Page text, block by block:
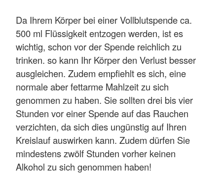
Da Ihrem Körper bei einer Vollblutspende ca.
500 ml Flüssigkeit entzogen werden, ist es
wichtig, schon vor der Spende reichlich zu
trinken. so kann Ihr Körper den Verlust besser
ausgleichen. Zudem empfiehlt es sich, eine
normale aber fettarme Mahlzeit zu sich
genommen zu haben. Sie sollten drei bis vier
Stunden vor einer Spende auf das Rauchen
verzichten, da sich dies ungünstig auf Ihren
Kreislauf auswirken kann. Zudem dürfen Sie
mindestens zwölf Stunden vorher keinen
Alkohol zu sich genommen haben!